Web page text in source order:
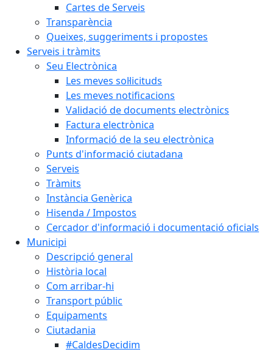
Cartes de Serveis
Transparència
Queixes, suggeriments i propostes
Serveis i tràmits
Seu Electrònica
Les meves sol·licituds
Les meves notificacions
Validació de documents electrònics
Factura electrònica
Informació de la seu electrònica
Punts d'informació ciutadana
Serveis
Tràmits
Instància Genèrica
Hisenda / Impostos
Cercador d'informació i documentació oficials
Municipi
Descripció general
Història local
Com arribar-hi
Transport públic
Equipaments
Ciutadania
#CaldesDecidim